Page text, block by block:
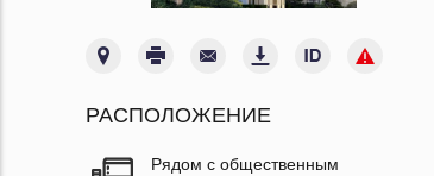
РАСПОЛОЖЕНИЕ
Рядом с общественным